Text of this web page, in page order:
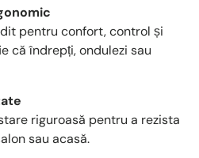
pentru confort, control și
că îndrepți, ondulezi sau
riguroasă pentru a rezista
sau acasă.